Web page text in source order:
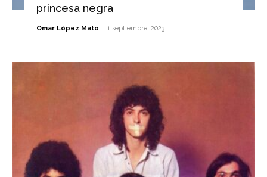
princesa negra
Omar López Mato - 1 septiembre, 2023